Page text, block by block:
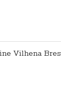
Vilhena Bres